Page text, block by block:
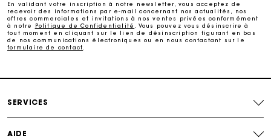
Carte Cadeau Maje : la meilleure façon d'offrir le
cadeau parfait
Livraison à domicile offerte sous 2 à 3 jours ouvrés.
Echanges & Retours offerts
En validant votre inscription à notre newsletter, vous acceptez de
recevoir des informations par e-mail concernant nos actualités, nos
offres commerciales et invitations à nos ventes privées conformément
à notre
Politique de Confidentialité . Vous pouvez vous désinscrire à
tout moment en cliquant sur le lien de désinscription figurant en bas
de nos communications électroniques ou en nous contactant sur le
formulaire de contact.
SERVICES
AIDE